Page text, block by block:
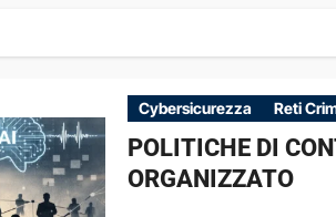
Cybersicurezza Reti
POLITICHE DI
ORGANIZZATO